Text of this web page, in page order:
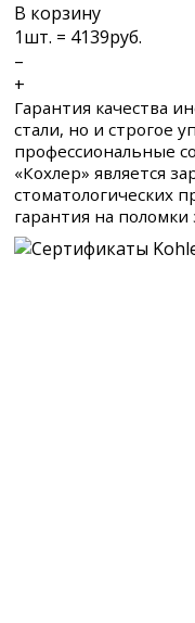
В корзину
1шт. = 4139руб.
–
+
Гарантия качества
стали, но и строгое
профессиональные
«Кохлер» является
стоматологических
гарантия на